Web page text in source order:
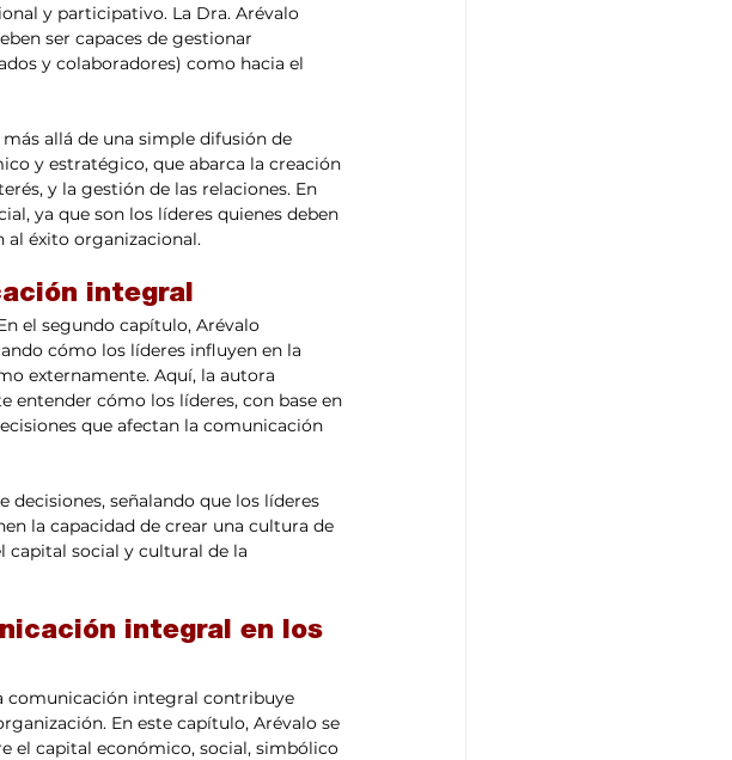
y participativo. La Dra. Arévalo
ser capaces de gestionar
y colaboradores) como hacia el
allá de una simple difusión de
y estratégico, que abarca la creación
y la gestión de las relaciones. En
ya que son los líderes quienes deben
éxito organizacional.
integral
el segundo capítulo, Arévalo
cómo los líderes influyen en la
externamente. Aquí, la autora
entender cómo los líderes, con base en
que afectan la comunicación
señalando que los líderes
la capacidad de crear una cultura de
capital social y cultural de la
integral en los
comunicación integral contribuye
En este capítulo, Arévalo se
el capital económico, social, simbólico